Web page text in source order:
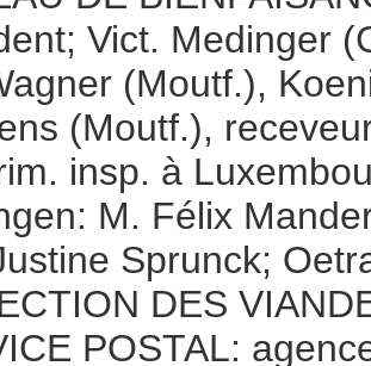
Vict. Medinger
(Moutf.),
(Moutf.),
insp. à
M. Félix
Sprunck;
DES
POSTAL: